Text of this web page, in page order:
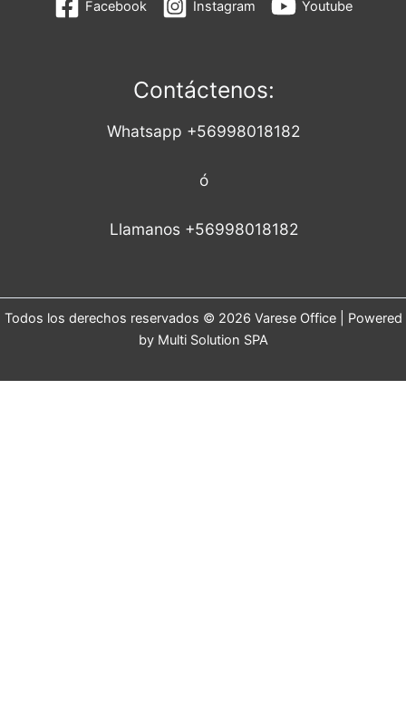
Facebook Instagram Youtube
Contáctenos:
Whatsapp +56998018182
ó
Llamanos +56998018182
Todos los derechos reservados © 2026 Varese Office | Powered
by Multi Solution SPA